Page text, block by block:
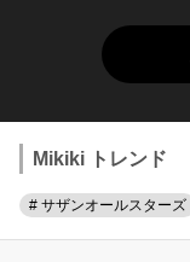
Mikiki トレンド
# サザンオールスターズ